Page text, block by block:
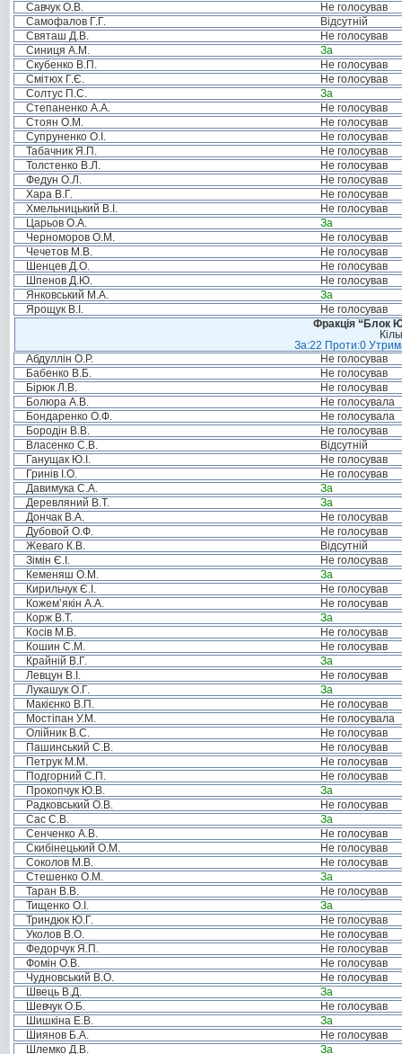
Савчук О.В.
Не голосував
Самофалов Г.Г.
Відсутній
Святаш Д.В.
Не голосував
Синиця А.М.
За
Скубенко В.П.
Не голосував
Смітюх Г.Є.
Не голосував
Солтус П.С.
За
Степаненко А.А.
Не голосував
Стоян О.М.
Не голосував
Супруненко О.І.
Не голосував
Табачник Я.П.
Не голосував
Толстенко В.Л.
Не голосував
Федун О.Л.
Не голосував
Хара В.Г.
Не голосував
Хмельницький В.І.
Не голосував
Царьов О.А.
За
Черноморов О.М.
Не голосував
Чечетов М.В.
Не голосував
Шенцев Д.О.
Не голосував
Шпенов Д.Ю.
Не голосував
Янковський М.А.
За
Ярощук В.І.
Не голосував
Фракція “Блок
За:22 Проти:0
Абдуллін О.Р.
Не голосував
Бабенко В.Б.
Не голосував
Бірюк Л.В.
Не голосував
Болюра А.В.
Не голосувала
Бондаренко О.Ф.
Не голосувала
Бородін В.В.
Не голосував
Власенко С.В.
Відсутній
Ганущак Ю.І.
Не голосував
Гринів І.О.
Не голосував
Давимука С.А.
За
Деревляний В.Т.
За
Дончак В.А.
Не голосував
Дубовой О.Ф.
Не голосував
Жеваго К.В.
Відсутній
Зімін Є.І.
Не голосував
Кеменяш О.М.
За
Кирильчук Є.І.
Не голосував
Кожем’якін А.А.
Не голосував
Корж В.Т.
За
Косів М.В.
Не голосував
Кошин С.М.
Не голосував
Крайній В.Г.
За
Левцун В.І.
Не голосував
Лукашук О.Г.
За
Макієнко В.П.
Не голосував
Мостіпан У.М.
Не голосувала
Олійник В.С.
Не голосував
Пашинський С.В.
Не голосував
Петрук М.М.
Не голосував
Подгорний С.П.
Не голосував
Прокопчук Ю.В.
За
Радковський О.В.
Не голосував
Сас С.В.
За
Сенченко А.В.
Не голосував
Скибінецький О.М.
Не голосував
Соколов М.В.
Не голосував
Стешенко О.М.
За
Таран В.В.
Не голосував
Тищенко О.І.
За
Триндюк Ю.Г.
Не голосував
Уколов В.О.
Не голосував
Федорчук Я.П.
Не голосував
Фомін О.В.
Не голосував
Чудновський В.О.
Не голосував
Швець В.Д.
За
Шевчук О.Б.
Не голосував
Шишкіна Е.В.
За
Шиянов Б.А.
Не голосував
Шлемко Д.В.
За